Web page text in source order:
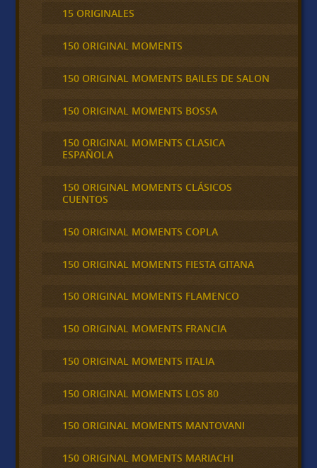
15 ORIGINALES
150 ORIGINAL MOMENTS
150 ORIGINAL MOMENTS BAILES DE SALON
150 ORIGINAL MOMENTS BOSSA
150 ORIGINAL MOMENTS CLASICA
ESPAÑOLA
150 ORIGINAL MOMENTS CLÁSICOS
CUENTOS
150 ORIGINAL MOMENTS COPLA
150 ORIGINAL MOMENTS FIESTA GITANA
150 ORIGINAL MOMENTS FLAMENCO
150 ORIGINAL MOMENTS FRANCIA
150 ORIGINAL MOMENTS ITALIA
150 ORIGINAL MOMENTS LOS 80
150 ORIGINAL MOMENTS MANTOVANI
150 ORIGINAL MOMENTS MARIACHI